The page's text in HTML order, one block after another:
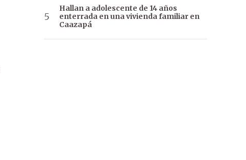
Hallan a adolescente de 14 años
enterrada en una vivienda familiar en
Caazapá